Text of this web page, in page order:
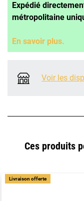
Expédié
métropolitaine
En savoir plus.
Voir les
Ces produits
Livraison offerte